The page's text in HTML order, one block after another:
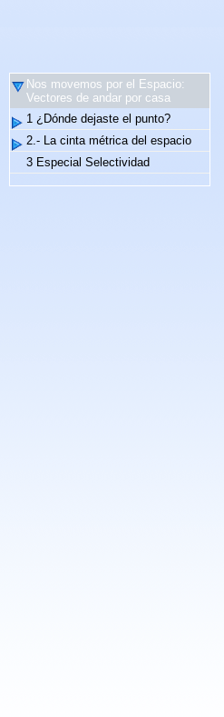
Nos movemos por el Espacio:
Vectores de andar por casa
1 ¿Dónde dejaste el punto?
2.- La cinta métrica del espacio
3 Especial Selectividad